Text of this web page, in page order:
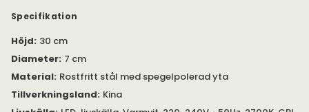
Lampan är tillverkad av aluminium och pulverlackerat järn,
Specifikation
Höjd: 30 cm
Diameter: 7 cm
Material: Rostfritt stål med spegelpolerad yta
Tillverkningsland: Kina